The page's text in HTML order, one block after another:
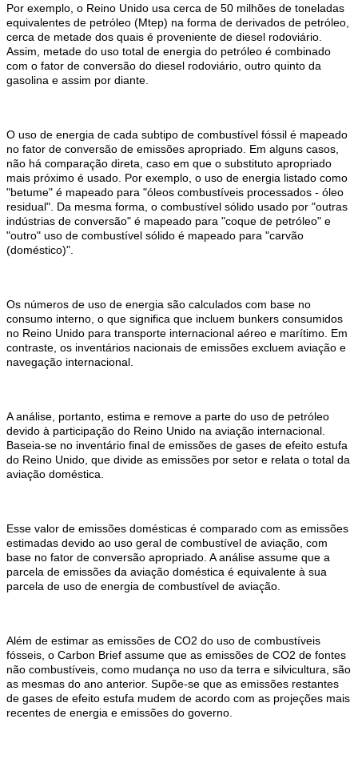
Por exemplo, o Reino Unido usa cerca de 50 milhões de toneladas
equivalentes de petróleo (Mtep) na forma de derivados de petróleo,
cerca de metade dos quais é proveniente de diesel rodoviário.
Assim, metade do uso total de energia do petróleo é combinado
com o fator de conversão do diesel rodoviário, outro quinto da
gasolina e assim por diante.
O uso de energia de cada subtipo de combustível fóssil é mapeado
no fator de conversão de emissões apropriado. Em alguns casos,
não há comparação direta, caso em que o substituto apropriado
mais próximo é usado. Por exemplo, o uso de energia listado como
"betume" é mapeado para "óleos combustíveis processados ​​- óleo
residual". Da mesma forma, o combustível sólido usado por "outras
indústrias de conversão" é mapeado para "coque de petróleo" e
"outro" uso de combustível sólido é mapeado para "carvão
(doméstico)".
Os números de uso de energia são calculados com base no
consumo interno, o que significa que incluem bunkers consumidos
no Reino Unido para transporte internacional aéreo e marítimo. Em
contraste, os inventários nacionais de emissões excluem aviação e
navegação internacional.
A análise, portanto, estima e remove a parte do uso de petróleo
devido à participação do Reino Unido na aviação internacional.
Baseia-se no inventário final de emissões de gases de efeito estufa
do Reino Unido, que divide as emissões por setor e relata o total da
aviação doméstica.
Esse valor de emissões domésticas é comparado com as emissões
estimadas devido ao uso geral de combustível de aviação, com
base no fator de conversão apropriado. A análise assume que a
parcela de emissões da aviação doméstica é equivalente à sua
parcela de uso de energia de combustível de aviação.
Além de estimar as emissões de CO2 do uso de combustíveis
fósseis, o Carbon Brief assume que as emissões de CO2 de fontes
não combustíveis, como mudança no uso da terra e silvicultura, são
as mesmas do ano anterior. Supõe-se que as emissões restantes
de gases de efeito estufa mudem de acordo com as projeções mais
recentes de energia e emissões do governo.